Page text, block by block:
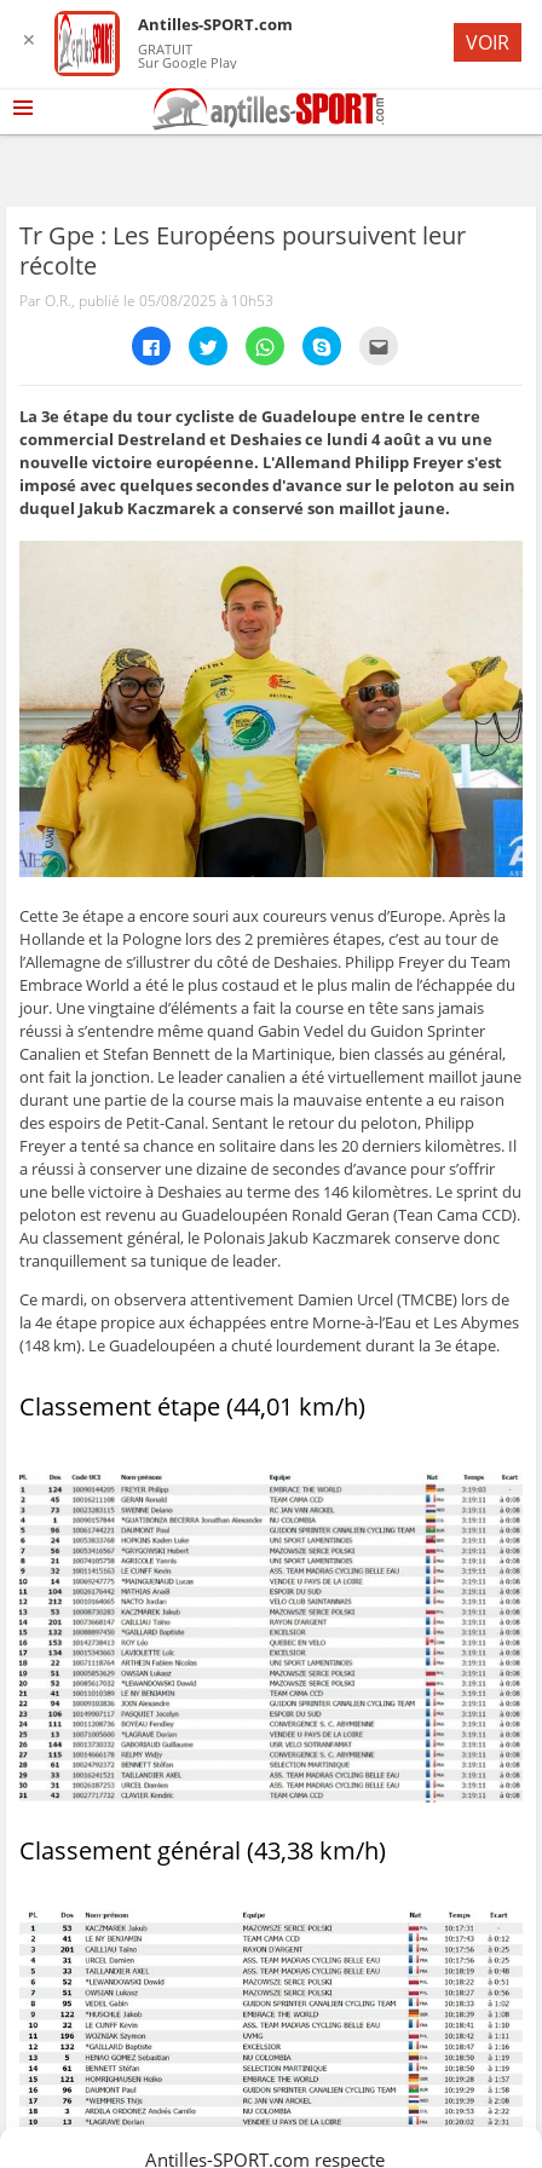
Antilles-SPORT.com respecte
Tr Gpe : Les Européens poursuivent leur
récolte
Par O.R., publié le 05/08/2025 à 10h53
C
l
e
z
p
o
u
r
p
a
t
a
c
e
b
o
k
(
a
u
n
e
n
o
u
v
e
l
l
f
e
n
ê
t
r
e
)
C
l
e
z
p
o
u
r
p
a
t
g
e
r
s
u
T
w
i
t
t
e
r
(
o
v
r
n
u
n
e
n
o
u
v
e
l
e
e
n
ê
t
r
e
)
C
l
e
z
p
o
u
r
p
a
t
e
r
s
u
W
h
a
t
s
A
p
p
(
u
v
a
u
n
e
n
o
u
v
e
l
l
f
e
n
ê
r
e
C
l
e
z
p
o
u
r
p
a
t
y
p
e
(
o
e
u
n
o
u
v
e
l
l
e
f
e
n
ê
t
r
e
)
e
z
p
o
u
r
e
n
o
-
m
a
i
l
à
u
n
a
i
(
o
r
d
a
n
s
u
n
e
n
o
u
v
l
l
e
f
e
n
ê
r
e
La 3e étape du tour cycliste de Guadeloupe entre le centre
commercial Destreland et Deshaies ce lundi 4 août a vu une
nouvelle victoire européenne. L'Allemand Philipp Freyer s'est
imposé avec quelques secondes d'avance sur le peloton au sein
duquel Jakub Kaczmarek a conservé son maillot jaune.
Cette 3e étape a encore souri aux coureurs venus d’Europe. Après la
Hollande et la Pologne lors des 2 premières étapes, c’est au tour de
l’Allemagne de s’illustrer du côté de Deshaies. Philipp Freyer du Team
Embrace World a été le plus costaud et le plus malin de l’échappée du
jour. Une vingtaine d’éléments a fait la course en tête sans jamais
réussi à s’entendre même quand Gabin Vedel du Guidon Sprinter
Canalien et Stefan Bennett de la Martinique, bien classés au général,
ont fait la jonction. Le leader canalien a été virtuellement maillot jaune
durant une partie de la course mais la mauvaise entente a eu raison
des espoirs de Petit-Canal. Sentant le retour du peloton, Philipp
Freyer a tenté sa chance en solitaire dans les 20 derniers kilomètres. Il
a réussi à conserver une dizaine de secondes d’avance pour s’offrir
une belle victoire à Deshaies au terme des 146 kilomètres. Le sprint du
peloton est revenu au Guadeloupéen Ronald Geran (Tean Cama CCD).
Au classement général, le Polonais Jakub Kaczmarek conserve donc
tranquillement sa tunique de leader.
Ce mardi, on observera attentivement Damien Urcel (TMCBE) lors de
la 4e étape propice aux échappées entre Morne-à-l’Eau et Les Abymes
(148 km). Le Guadeloupéen a chuté lourdement durant la 3e étape.
Classement étape (44,01 km/h)
Classement général (43,38 km/h)
✕
Antilles-SPORT.com
GRATUIT
Sur Google Play
VOIR